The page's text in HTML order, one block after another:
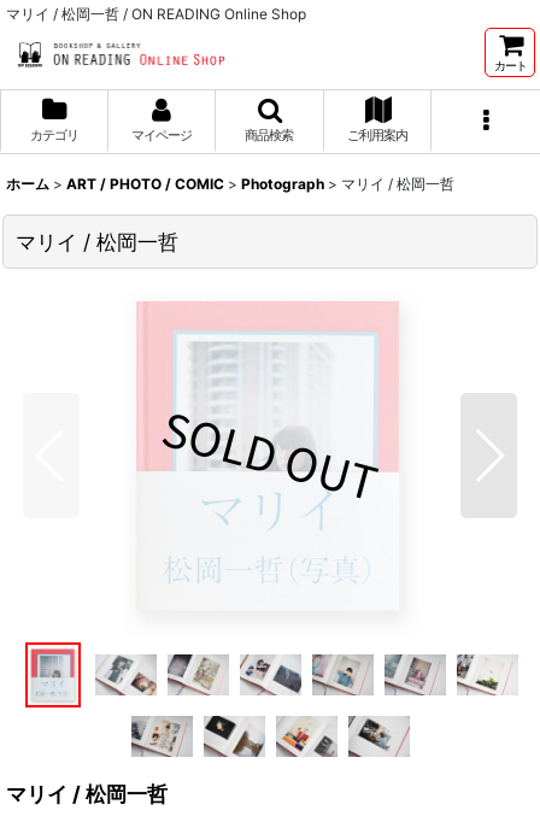
マリイ / 松岡一哲 / ON READING Online Shop
カート
カテゴリ マイページ 商品検索 ご利用案内
ホーム > ART / PHOTO / COMIC > Photograph > マリイ / 松岡一哲
マリイ / 松岡一哲
マリイ / 松岡一哲